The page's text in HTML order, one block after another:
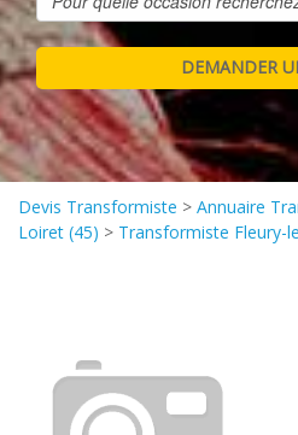
Devis Transformiste > Annuaire
Loiret (45) > Transformiste Fleury-